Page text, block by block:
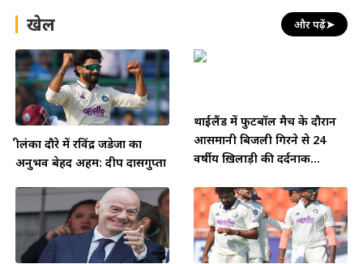
खेल और पढ़ें➤
श्रीलंका दौरे में रविंद्र जडेजा का
अनुभव बेहद अहम: दीप दासगुप्ता
थाईलैंड में फुटबॉल मैच के दौरान
आसमानी बिजली गिरने से 24
वर्षीय ख़िलाड़ी की दर्दनाक...